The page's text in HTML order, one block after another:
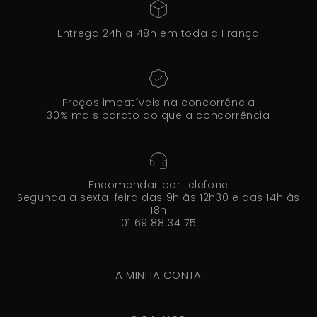
Entrega 24h a 48h em toda a França
Preços imbatíveis na concorrência
30% mais barato do que a concorrência
Encomendar por telefone
Segunda a sexta-feira das 9h às 12h30 e das 14h às
18h
01 69 88 34 75
A MINHA CONTA